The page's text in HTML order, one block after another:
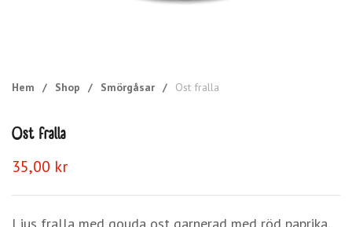
Hem / Shop / Smörgåsar / Ost fralla
Ost fralla
35,00 kr